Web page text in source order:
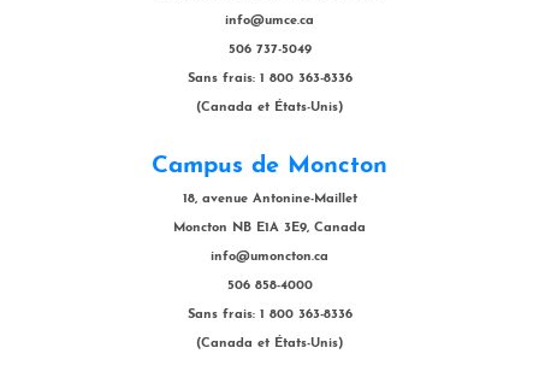
info@umce.ca
506 737-5049
Sans frais: 1 800 363-8336
(Canada et États-Unis)
Campus de Moncton
18, avenue Antonine-Maillet
Moncton NB E1A 3E9, Canada
info@umoncton.ca
506 858-4000
Sans frais: 1 800 363-8336
(Canada et États-Unis)